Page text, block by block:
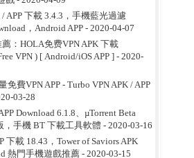
APP 下載 3.4.3，手機藍光過濾
，Android APP- 2020-04-07
：HOLA免费VPN APK 下載
VPN ) [ Android/iOS APP ]- 2020-
費VPN APP - Turbo VPN APK / APP
03-28
Download 6.1.8、µTorrent Beta
，手機 BT 下載工具軟體 - 2020-03-16
下載 18.43，Tower of Saviors APK
熱門手機遊戲推薦- 2020-03-15